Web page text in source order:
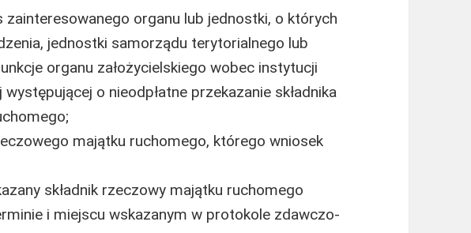
zainteresowanego organu lub jednostki, o których
jednostki samorządu terytorialnego lub
organu założycielskiego wobec instytucji
o nieodpłatne przekazanie składnika
majątku ruchomego, którego wniosek
składnik rzeczowy majątku ruchomego
i miejscu wskazanym w protokole zdawczo-